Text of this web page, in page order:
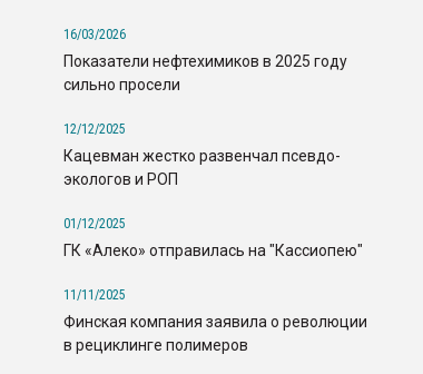
16/03/2026
Показатели нефтехимиков в 2025 году
сильно просели
12/12/2025
Кацевман жестко развенчал псевдо-
экологов и РОП
01/12/2025
ГК «Алеко» отправилась на "Кассиопею"
11/11/2025
Финская компания заявила о революции
в рециклинге полимеров